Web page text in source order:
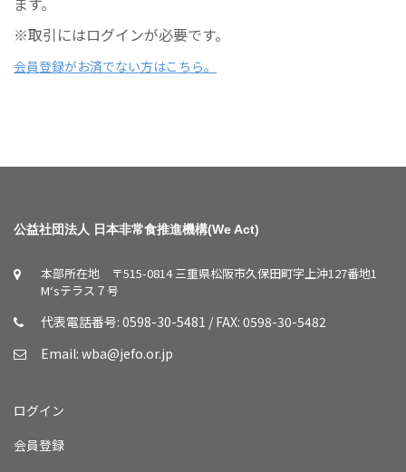
※取引にはログインが必要です。
会員登録がお済でない方はこちら。
公益社団法人 日本非常食推進機構(We Act)
本部所在地 〒515-0814 三重県松阪市久保田町字上沖127番地1
M‘sテラス７号
代表電話番号: 0598-30-5481 / FAX: 0598-30-5482
Email: wba@jefo.or.jp
ログイン
会員登録